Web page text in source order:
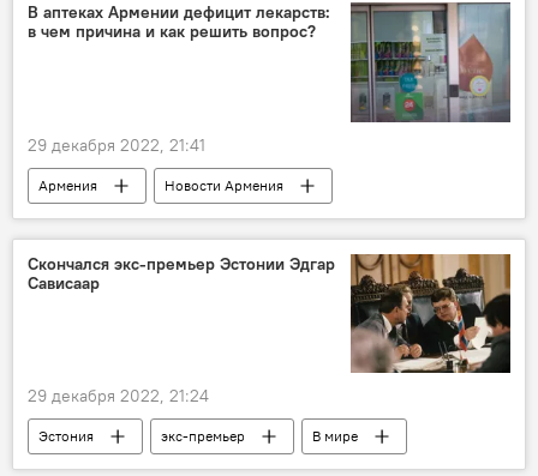
В аптеках Армении дефицит лекарств:
в чем причина и как решить вопрос?
29 декабря 2022, 21:41
Армения
Новости Армения
лекарства
фармацевтика
дефицит
Скончался экс-премьер Эстонии Эдгар
Сависаар
29 декабря 2022, 21:24
Эстония экс-премьер В мире